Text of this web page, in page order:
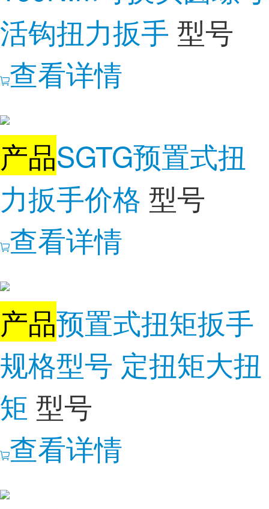
活钩扭力扳手 型号
查看详情
产品SGTG预置式扭
力扳手价格 型号
查看详情
产品预置式扭矩扳手
规格型号 定扭矩大扭
矩 型号
查看详情